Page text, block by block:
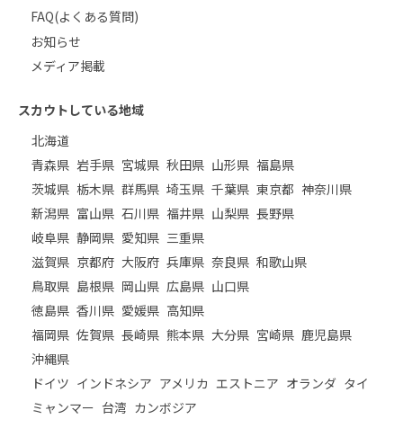
FAQ(よくある質問)
お知らせ
メディア掲載
スカウトしている地域
北海道
青森県 岩手県 宮城県 秋田県 山形県 福島県
茨城県 栃木県 群馬県 埼玉県 千葉県 東京都 神奈川県
新潟県 富山県 石川県 福井県 山梨県 長野県
岐阜県 静岡県 愛知県 三重県
滋賀県 京都府 大阪府 兵庫県 奈良県 和歌山県
鳥取県 島根県 岡山県 広島県 山口県
徳島県 香川県 愛媛県 高知県
福岡県 佐賀県 長崎県 熊本県 大分県 宮崎県 鹿児島県
沖縄県
ドイツ インドネシア アメリカ エストニア オランダ タイ
ミャンマー 台湾 カンボジア